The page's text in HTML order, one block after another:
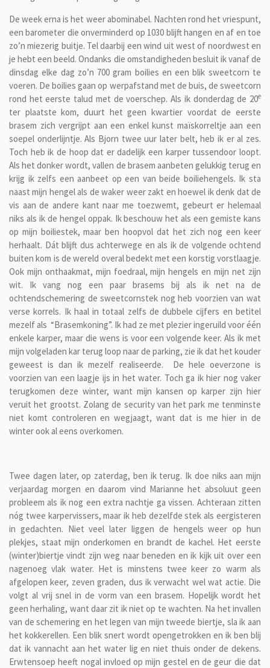
De week erna is het weer abominabel. Nachten rond het vriespunt,
een barometer die onverminderd op 1030 blijft hangen en af en toe
zo’n miezerig buitje. Tel daarbij een wind uit west of noordwest en
je hebt een beeld. Ondanks die omstandigheden besluit ik vanaf de
dinsdag elke dag zo’n 700 gram boilies en een blik sweetcorn te
voeren. De boilies gaan op werpafstand met de buis, de sweetcorn
rond het eerste talud met de voerschep. Als ik donderdag de 20e
ter plaatste kom, duurt het geen kwartier voordat de eerste
brasem zich vergrijpt aan een enkel kunst maïskorreltje aan een
soepel onderlijntje. Als Bjorn twee uur later belt, heb ik er al zes.
Toch heb ik de hoop dat er dadelijk een karper tussendoor loopt.
Als het donker wordt, vallen de brasem aanbeten gelukkig terug en
krijg ik zelfs een aanbeet op een van beide boiliehengels. Ik sta
naast mijn hengel als de waker weer zakt en hoewel ik denk dat de
vis aan de andere kant naar me toezwemt, gebeurt er helemaal
niks als ik de hengel oppak. Ik beschouw het als een gemiste kans
op mijn boiliestek, maar ben hoopvol dat het zich nog een keer
herhaalt. Dát blijft dus achterwege en als ik de volgende ochtend
buiten kom is de wereld overal bedekt met een korstig vorstlaagje.
Ook mijn onthaakmat, mijn foedraal, mijn hengels en mijn net zijn
wit. Ik vang nog een paar brasems bij als ik net na de
ochtendschemering de sweetcornstek nog heb voorzien van wat
verse korrels. Ik haal in totaal zelfs de dubbele cijfers en betitel
mezelf als “Brasemkoning”. Ik had ze met plezier ingeruild voor één
enkele karper, maar die wens is voor een volgende keer. Als ik met
mijn volgeladen kar terug loop naar de parking, zie ik dat het kouder
geweest is dan ik mezelf realiseerde. De hele oeverzone is
voorzien van een laagje ijs in het water. Toch ga ik hier nog vaker
terugkomen deze winter, want mijn kansen op karper zijn hier
veruit het grootst. Zolang de security van het park me tenminste
niet komt controleren en wegjaagt, want dat is me hier in de
winter ook al eens overkomen.
Twee dagen later, op zaterdag, ben ik terug. Ik doe niks aan mijn
verjaardag morgen en daarom vind Marianne het absoluut geen
probleem als ik nog een extra nachtje ga vissen. Achteraan zitten
nóg twee karpervissers, maar ik heb dezelfde stek als eergisteren
in gedachten. Niet veel later liggen de hengels weer op hun
plekjes, staat mijn onderkomen en brandt de kachel. Het eerste
(winter)biertje vindt zijn weg naar beneden en ik kijk uit over een
nagenoeg vlak water. Het is minstens twee keer zo warm als
afgelopen keer, zeven graden, dus ik verwacht wel wat actie. Die
volgt al vrij snel in de vorm van een brasem. Hopelijk wordt het
geen herhaling, want daar zit ik niet op te wachten. Na het invallen
van de schemering en het legen van mijn tweede biertje, sla ik aan
het kokkerellen. Een blik snert wordt opengetrokken en ik ben blij
dat ik vannacht aan het water lig en niet thuis onder de dekens.
Erwtensoep heeft nogal invloed op mijn gestel en de geur die dat